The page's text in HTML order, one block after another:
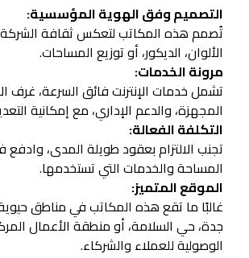
التصميم وفق الهوية المؤسسية:
تُصمم هذه المكاتب لتعكس ثقافة
الألوان، الديكور، أو توزيع المساحات.
مرونة الخدمات:
تشمل خدمات الإنترنت فائق السرعة، غرف
المجهزة، والدعم الإداري، مع إمكانية
التكلفة الفعالة:
تجنب الالتزام بعقود طويلة المدى،
المساحة والخدمات التي تستخدمها.
الموقع المتميز:
غالبًا ما تقع هذه المكاتب في مناطق
جدة، حي السلامة، أو منطقة الأعمال
الوصولية للعملاء والشركاء.